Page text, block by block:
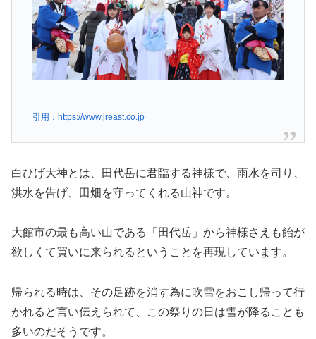
引用：https://www.jreast.co.jp
白ひげ大神とは、田代岳に君臨する神様で、雨水を司り、
洪水を告げ、田畑を守ってくれる山神です。
大館市の最も高い山である「田代岳」から神様さえも飴が
欲しくて買いに来られるということを再現しています。
帰られる時は、その足跡を消す為に吹雪をおこし帰って行
かれると言い伝えられて、この祭りの日は雪が降ることも
多いのだそうです。